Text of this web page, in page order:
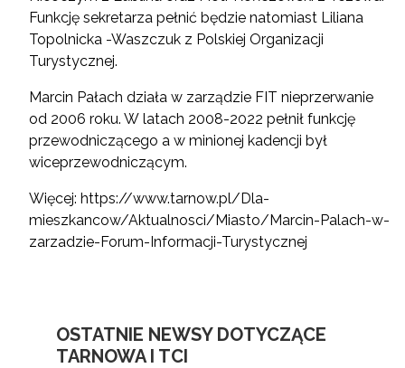
Funkcję sekretarza pełnić będzie natomiast Liliana
Topolnicka -Waszczuk z Polskiej Organizacji
Turystycznej.
Marcin Pałach działa w zarządzie FIT nieprzerwanie
od 2006 roku. W latach 2008-2022 pełnił funkcję
przewodniczącego a w minionej kadencji był
wiceprzewodniczącym.
Więcej: https://www.tarnow.pl/Dla-
mieszkancow/Aktualnosci/Miasto/Marcin-Palach-w-
zarzadzie-Forum-Informacji-Turystycznej
OSTATNIE NEWSY DOTYCZĄCE
TARNOWA I TCI